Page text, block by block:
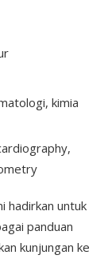
kimia
hadirkan untuk
panduan
kunjungan ke